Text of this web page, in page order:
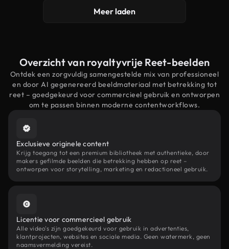
Meer laden
Overzicht van royaltyvrije Reet-beelden
Ontdek een zorgvuldig samengestelde mix van professioneel
en door AI gegenereerd beeldmateriaal met betrekking tot
reet – goedgekeurd voor commercieel gebruik en ontworpen
om te passen binnen moderne contentworkflows.
Exclusieve originele content
Krijg toegang tot een premium bibliotheek met authentieke, door
makers gefilmde beelden die betrekking hebben op reet –
ontworpen voor storytelling, marketing en redactioneel gebruik.
Licentie voor commercieel gebruik
Alle video's zijn goedgekeurd voor gebruik in advertenties,
klantprojecten, websites en sociale media. Geen watermerk, geen
naamsvermelding vereist.